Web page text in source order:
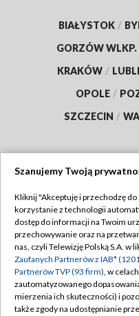
BIAŁYSTOK /
GORZÓW WLKP.
KRAKÓW /
OPOLE /
SZCZECIN /
Abonament TVP
Emisja w TVP
Centrum informacji TVP
Naziemna Telewizja
Szanujemy Twoją
Kliknij "Akceptuję i przechodzę
korzystanie z technologii
dostęp do informacji na Twoim
przechowywanie oraz na
nas, czyli Telewizję Polską S.A. w
Zaufanych Partnerów z IAB*
Partnerów TVP (93 firm), w
zautomatyzowanego
mierzenia ich skuteczności) i
także zgody na udostępnianie